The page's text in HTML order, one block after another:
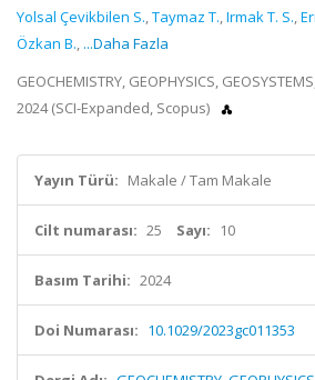
Yolsal Çevikbilen S.,Taymaz T.,Irmak T. S.,
Özkan B., ...Daha Fazla
GEOCHEMISTRY, GEOPHYSICS,
2024 (SCI-Expanded, Scopus)
Yayın Türü: Makale / Tam Makale
Cilt numarası: 25 Sayı: 10
Basım Tarihi: 2024
Doi Numarası: 10.1029/2023gc011353